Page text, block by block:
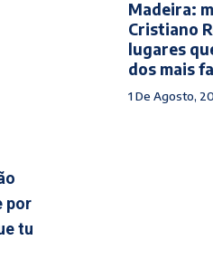
por
tu
Madeira:
Cristiano
lugares
dos mais
1 De Agosto,